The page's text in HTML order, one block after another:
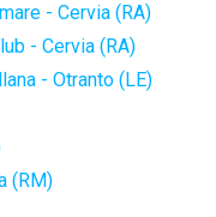
- Cervia (RA)
- Cervia (RA)
- Otranto (LE)
(RM)